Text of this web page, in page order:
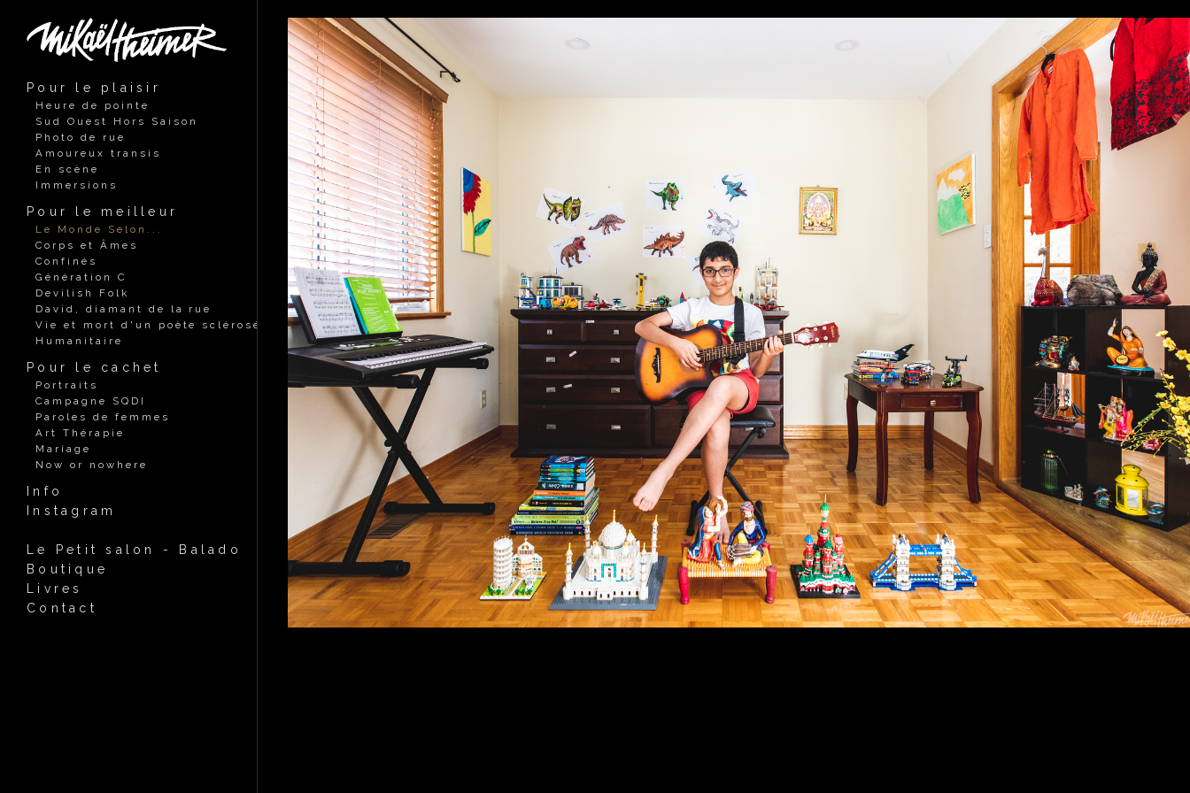
Pour le plaisir
Heure de pointe
Sud Ouest Hors Saison
Photo de rue
Amoureux transis
En scène
Immersions
Pour le meilleur
Le Monde Selon...
Corps et Âmes
Confinés
Génération C
Devilish Folk
David, diamant de la rue
Vie et mort d'un poète sclérosé
Humanitaire
Pour le cachet
Portraits
Campagne SQDI
Paroles de femmes
Art Thérapie
Mariage
Now or nowhere
Info
Instagram
Le Petit salon - Balado
Boutique
Livres
Contact